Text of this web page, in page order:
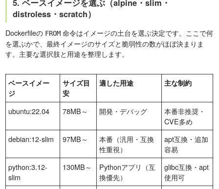
5. ベースイメージを選ぶ（alpine・slim・
distroless・scratch）
Dockerfileの FROM 命令はイメージの土台を選ぶ決定です。ここで何
を選ぶかで、最終イメージのサイズと脆弱性の数がほぼ決まりま
す。主要な選択肢と用途を整理します。
ベースイメー
ジ
サイズ目
安
適した用途 主な制約
ubuntu:22.04 78MB～ 開発・デバッグ
本番非推奨・
CVE多め
debian:12-slim
97MB～
本番（汎用・互換
性重視）
apt互換・追加
容易
python:3.12-
slim
130MB～
Pythonアプリ（互
換優先）
glibc互換・apt
使用可